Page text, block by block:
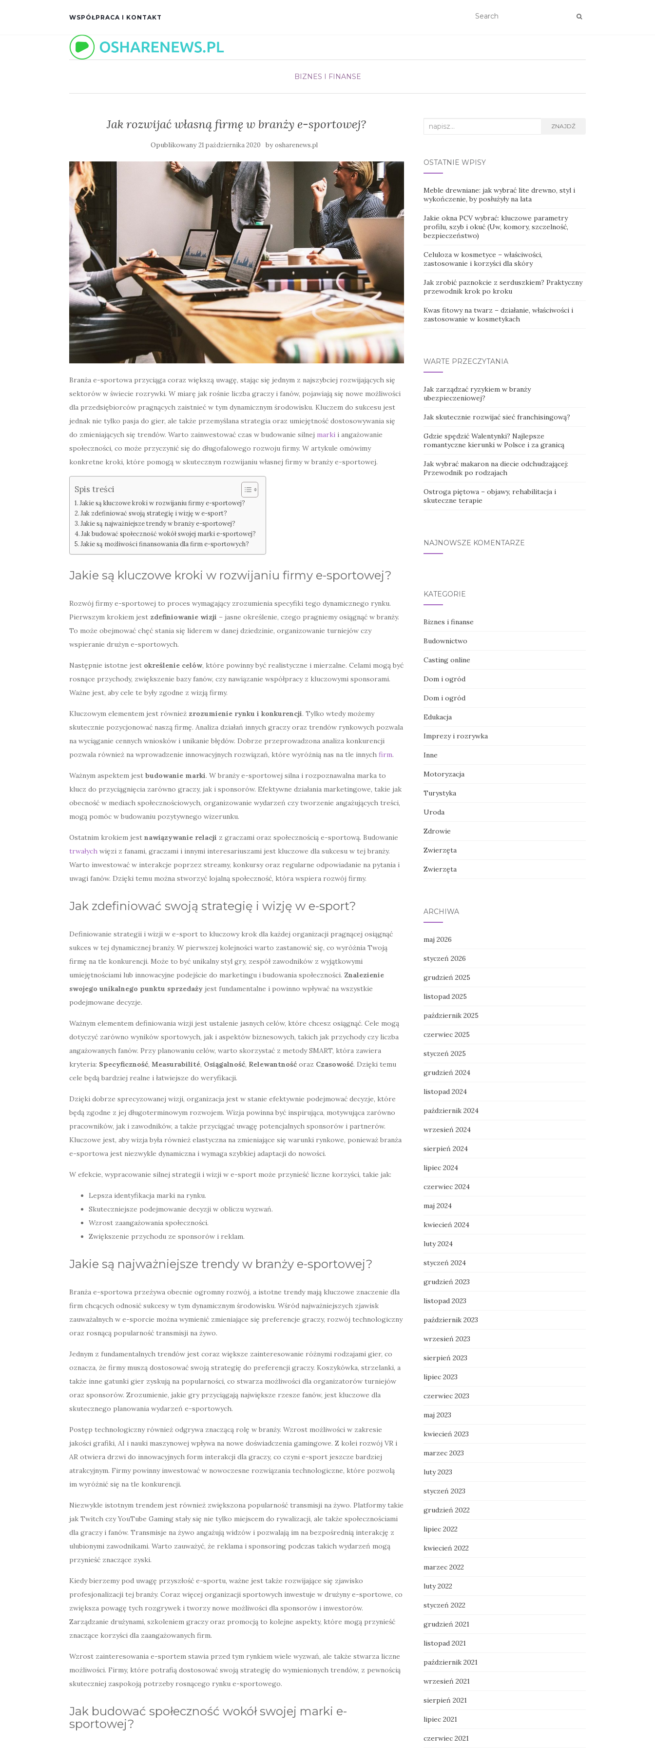
WSPÓŁPRACA I KONTAKT
BIZNES I FINANSE
Jak rozwijać własną firmę w branży e-sportowej?
Opublikowany21 października 2020 byosharenews.pl
Branża e-sportowa przyciąga coraz większą uwagę, stając się jednym z najszybciej rozwijających się
sektorów w świecie rozrywki. W miarę jak rośnie liczba graczy i fanów, pojawiają się nowe możliwości
dla przedsiębiorców pragnących zaistnieć w tym dynamicznym środowisku. Kluczem do sukcesu jest
jednak nie tylko pasja do gier, ale także przemyślana strategia oraz umiejętność dostosowywania się
do zmieniających się trendów. Warto zainwestować czas w budowanie silnej marki i angażowanie
społeczności, co może przyczynić się do długofalowego rozwoju firmy. W artykule omówimy
konkretne kroki, które pomogą w skutecznym rozwijaniu własnej firmy w branży e-sportowej.
Spis treści
Jakie są kluczowe kroki w rozwijaniu firmy e-sportowej?
Jak zdefiniować swoją strategię i wizję w e-sport?
Jakie są najważniejsze trendy w branży e-sportowej?
Jak budować społeczność wokół swojej marki e-sportowej?
Jakie są możliwości finansowania dla firm e-sportowych?
Jakie są kluczowe kroki w rozwijaniu firmy e-sportowej?
Rozwój firmy e-sportowej to proces wymagający zrozumienia specyfiki tego dynamicznego rynku.
Pierwszym krokiem jest zdefiniowanie wizji – jasne określenie, czego pragniemy osiągnąć w branży.
To może obejmować chęć stania się liderem w danej dziedzinie, organizowanie turniejów czy
wspieranie drużyn e-sportowych.
Następnie istotne jest określenie celów, które powinny być realistyczne i mierzalne. Celami mogą być
rosnące przychody, zwiększenie bazy fanów, czy nawiązanie współpracy z kluczowymi sponsorami.
Ważne jest, aby cele te były zgodne z wizją firmy.
Kluczowym elementem jest również zrozumienie rynku i konkurencji. Tylko wtedy możemy
skutecznie pozycjonować naszą firmę. Analiza działań innych graczy oraz trendów rynkowych pozwala
na wyciąganie cennych wniosków i unikanie błędów. Dobrze przeprowadzona analiza konkurencji
pozwala również na wprowadzenie innowacyjnych rozwiązań, które wyróżnią nas na tle innych firm.
Ważnym aspektem jest budowanie marki. W branży e-sportowej silna i rozpoznawalna marka to
klucz do przyciągnięcia zarówno graczy, jak i sponsorów. Efektywne działania marketingowe, takie jak
obecność w mediach społecznościowych, organizowanie wydarzeń czy tworzenie angażujących treści,
mogą pomóc w budowaniu pozytywnego wizerunku.
Ostatnim krokiem jest nawiązywanie relacji z graczami oraz społecznością e-sportową. Budowanie
trwałych więzi z fanami, graczami i innymi interesariuszami jest kluczowe dla sukcesu w tej branży.
Warto inwestować w interakcje poprzez streamy, konkursy oraz regularne odpowiadanie na pytania i
uwagi fanów. Dzięki temu można stworzyć lojalną społeczność, która wspiera rozwój firmy.
Jak zdefiniować swoją strategię i wizję w e-sport?
Definiowanie strategii i wizji w e-sport to kluczowy krok dla każdej organizacji pragnącej osiągnąć
sukces w tej dynamicznej branży. W pierwszej kolejności warto zastanowić się, co wyróżnia Twoją
firmę na tle konkurencji. Może to być unikalny styl gry, zespół zawodników z wyjątkowymi
umiejętnościami lub innowacyjne podejście do marketingu i budowania społeczności. Znalezienie
swojego unikalnego punktu sprzedaży jest fundamentalne i powinno wpływać na wszystkie
podejmowane decyzje.
Ważnym elementem definiowania wizji jest ustalenie jasnych celów, które chcesz osiągnąć. Cele mogą
dotyczyć zarówno wyników sportowych, jak i aspektów biznesowych, takich jak przychody czy liczba
angażowanych fanów. Przy planowaniu celów, warto skorzystać z metody SMART, która zawiera
kryteria: Specyficzność, Measurabilité, Osiągalność, Relewantność oraz Czasowość. Dzięki temu
cele będą bardziej realne i łatwiejsze do weryfikacji.
Dzięki dobrze sprecyzowanej wizji, organizacja jest w stanie efektywnie podejmować decyzje, które
będą zgodne z jej długoterminowym rozwojem. Wizja powinna być inspirująca, motywująca zarówno
pracowników, jak i zawodników, a także przyciągać uwagę potencjalnych sponsorów i partnerów.
Kluczowe jest, aby wizja była również elastyczna na zmieniające się warunki rynkowe, ponieważ branża
e-sportowa jest niezwykle dynamiczna i wymaga szybkiej adaptacji do nowości.
W efekcie, wypracowanie silnej strategii i wizji w e-sport może przynieść liczne korzyści, takie jak:
Lepsza identyfikacja marki na rynku.
Skuteczniejsze podejmowanie decyzji w obliczu wyzwań.
Wzrost zaangażowania społeczności.
Zwiększenie przychodu ze sponsorów i reklam.
Jakie są najważniejsze trendy w branży e-sportowej?
Branża e-sportowa przeżywa obecnie ogromny rozwój, a istotne trendy mają kluczowe znaczenie dla
firm chcących odnosić sukcesy w tym dynamicznym środowisku. Wśród najważniejszych zjawisk
zauważalnych w e-sporcie można wymienić zmieniające się preferencje graczy, rozwój technologiczny
oraz rosnącą popularność transmisji na żywo.
Jednym z fundamentalnych trendów jest coraz większe zainteresowanie różnymi rodzajami gier, co
oznacza, że firmy muszą dostosować swoją strategię do preferencji graczy. Koszykówka, strzelanki, a
także inne gatunki gier zyskują na popularności, co stwarza możliwości dla organizatorów turniejów
oraz sponsorów. Zrozumienie, jakie gry przyciągają największe rzesze fanów, jest kluczowe dla
skutecznego planowania wydarzeń e-sportowych.
Postęp technologiczny również odgrywa znaczącą rolę w branży. Wzrost możliwości w zakresie
jakości grafiki, AI i nauki maszynowej wpływa na nowe doświadczenia gamingowe. Z kolei rozwój VR i
AR otwiera drzwi do innowacyjnych form interakcji dla graczy, co czyni e-sport jeszcze bardziej
atrakcyjnym. Firmy powinny inwestować w nowoczesne rozwiązania technologiczne, które pozwolą
im wyróżnić się na tle konkurencji.
Niezwykle istotnym trendem jest również zwiększona popularność transmisji na żywo. Platformy takie
jak Twitch czy YouTube Gaming stały się nie tylko miejscem do rywalizacji, ale także społecznościami
dla graczy i fanów. Transmisje na żywo angażują widzów i pozwalają im na bezpośrednią interakcję z
ulubionymi zawodnikami. Warto zauważyć, że reklama i sponsoring podczas takich wydarzeń mogą
przynieść znaczące zyski.
Kiedy bierzemy pod uwagę przyszłość e-sportu, ważne jest także rozwijające się zjawisko
profesjonalizacji tej branży. Coraz więcej organizacji sportowych inwestuje w drużyny e-sportowe, co
zwiększa powagę tych rozgrywek i tworzy nowe możliwości dla sponsorów i inwestorów.
Zarządzanie drużynami, szkoleniem graczy oraz promocją to kolejne aspekty, które mogą przynieść
znaczące korzyści dla zaangażowanych firm.
Wzrost zainteresowania e-sportem stawia przed tym rynkiem wiele wyzwań, ale także stwarza liczne
możliwości. Firmy, które potrafią dostosować swoją strategię do wymienionych trendów, z pewnością
skuteczniej zaspokoją potrzeby rosnącego rynku e-sportowego.
Jak budować społeczność wokół swojej marki e-
sportowej?
Search
ZNAJDŹ
OSTATNIE WPISY
Meble drewniane: jak wybrać lite drewno, styl i
wykończenie, by posłużyły na lata
Jakie okna PCV wybrać: kluczowe parametry
profilu, szyb i okuć (Uw, komory, szczelność,
bezpieczeństwo)
Celuloza w kosmetyce – właściwości,
zastosowanie i korzyści dla skóry
Jak zrobić paznokcie z serduszkiem? Praktyczny
przewodnik krok po kroku
Kwas fitowy na twarz – działanie, właściwości i
zastosowanie w kosmetykach
WARTE PRZECZYTANIA
Jak zarządzać ryzykiem w branży
ubezpieczeniowej?
Jak skutecznie rozwijać sieć franchisingową?
Gdzie spędzić Walentynki? Najlepsze
romantyczne kierunki w Polsce i za granicą
Jak wybrać makaron na diecie odchudzającej:
Przewodnik po rodzajach
Ostroga piętowa – objawy, rehabilitacja i
skuteczne terapie
NAJNOWSZE KOMENTARZE
KATEGORIE
Biznes i finanse
Budownictwo
Casting online
Dom i ogród
Dom i ogród
Edukacja
Imprezy i rozrywka
Inne
Motoryzacja
Turystyka
Uroda
Zdrowie
Zwierzęta
Zwierzęta
ARCHIWA
maj 2026
styczeń 2026
grudzień 2025
listopad 2025
październik 2025
czerwiec 2025
styczeń 2025
grudzień 2024
listopad 2024
październik 2024
wrzesień 2024
sierpień 2024
lipiec 2024
czerwiec 2024
maj 2024
kwiecień 2024
luty 2024
styczeń 2024
grudzień 2023
listopad 2023
październik 2023
wrzesień 2023
sierpień 2023
lipiec 2023
czerwiec 2023
maj 2023
kwiecień 2023
marzec 2023
luty 2023
styczeń 2023
grudzień 2022
lipiec 2022
kwiecień 2022
marzec 2022
luty 2022
styczeń 2022
grudzień 2021
listopad 2021
październik 2021
wrzesień 2021
sierpień 2021
lipiec 2021
czerwiec 2021